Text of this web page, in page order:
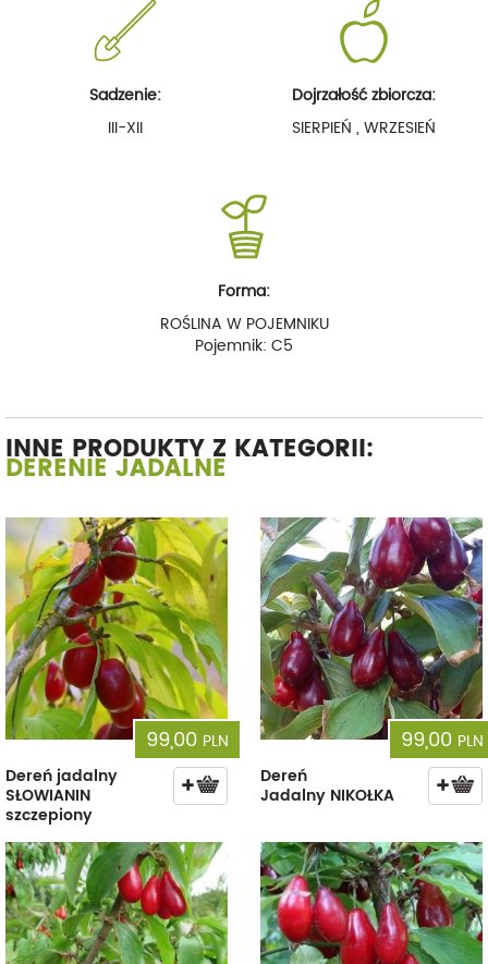
Sadzenie:
III-XII
Dojrzałość zbiorcza:
SIERPIEŃ , WRZESIEŃ
Forma:
ROŚLINA W POJEMNIKU
Pojemnik: C5
INNE PRODUKTY Z KATEGORII:
DERENIE JADALNE
99,00 PLN
Dereń jadalny
SŁOWIANIN
szczepiony
99,00 PLN
Dereń
Jadalny NIKOŁKA